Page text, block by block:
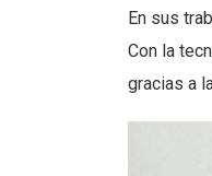
En sus
Con la
gracias a